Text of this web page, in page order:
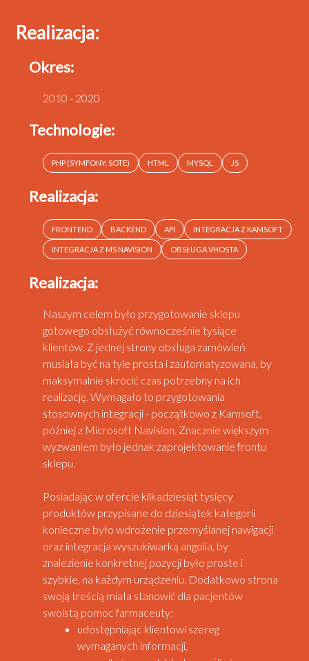
Realizacja:
Okres:
2010 - 2020
Technologie:
PHP (SYMFONY, SOTE) HTML MYSQL JS
Realizacja:
FRONTEND BACKEND API INTEGRACJA Z KAMSOFT
INTEGRACJA Z MS NAVISION OBSŁUGA VHOSTA
Realizacja:
Naszym celem było przygotowanie sklepu
gotowego obsłużyć równocześnie tysiące
klientów. Z jednej strony obsługa zamówień
musiała być na tyle prosta i zautomatyzowana, by
maksymalnie skrócić czas potrzebny na ich
realizację. Wymagało to przygotowania
stosownych integracji - początkowo z Kamsoft,
później z Microsoft Navision. Znacznie większym
wyzwaniem było jednak zaprojektowanie frontu
sklepu.
Posiadając w ofercie kilkadziesiąt tysięcy
produktów przypisane do dziesiątek kategorii
konieczne było wdrożenie przemyślanej nawigacji
oraz integracja wyszukiwarką angolia, by
znalezienie konkretnej pozycji było proste i
szybkie, na każdym urządzeniu. Dodatkowo strona
swoją treścią miała stanowić dla pacjentów
swoistą pomoc farmaceuty:
udostępniając klientowi szereg
wymaganych informacji,